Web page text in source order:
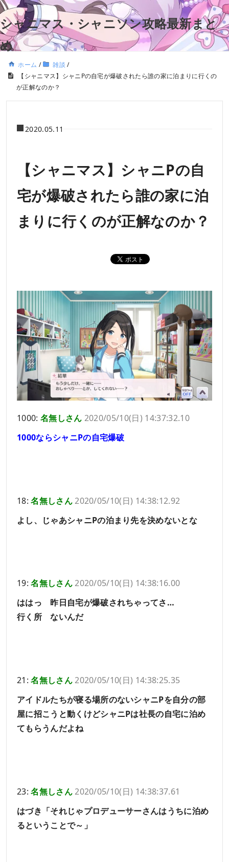
シャニマス・シャニソン攻略最新まと
め
ホーム / 雑談 /
【シャニマス】シャニPの自宅が爆破されたら誰の家に泊まりに行くの
が正解なのか？
2020.05.11
【シャニマス】シャニPの自
宅が爆破されたら誰の家に泊
まりに行くのが正解なのか？
1000: 名無しさん 2020/05/10(日) 14:37:32.10
1000ならシャニPの自宅爆破
18:名無しさん2020/05/10(日) 14:38:12.92
よし、じゃあシャニPの泊まり先を決めないとな
19:名無しさん2020/05/10(日) 14:38:16.00
ははっ 昨日自宅が爆破されちゃってさ…
行く所 ないんだ
21:名無しさん2020/05/10(日) 14:38:25.35
アイドルたちが寝る場所のないシャニPを自分の部
屋に招こうと動くけどシャニPは社長の自宅に泊め
てもらうんだよね
23:名無しさん2020/05/10(日) 14:38:37.61
はづき「それじゃプロデューサーさんはうちに泊め
るということで～」